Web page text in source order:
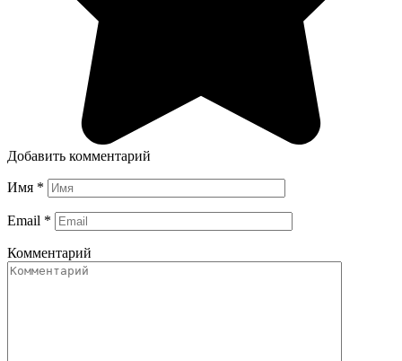
Добавить комментарий
Имя *
Email *
Комментарий